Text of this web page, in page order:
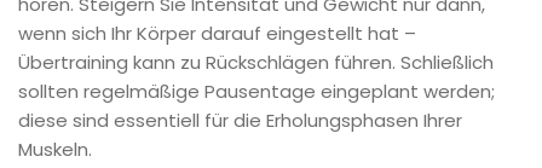
wenn sich Ihr Körper darauf eingestellt hat –
Übertraining kann zu Rückschlägen führen. Schließlich
sollten regelmäßige Pausentage eingeplant werden;
diese sind essentiell für die Erholungsphasen Ihrer
Muskeln.